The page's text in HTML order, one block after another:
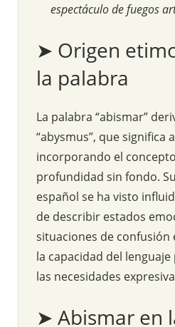
espectáculo de fuegos
➤ Origen
la palabra
La palabra “abismar”
“abysmus”, que significa
incorporando el
profundidad sin fondo.
español se ha visto
de describir estados
situaciones de confusión
la capacidad del
las necesidades
➤ Abismar en